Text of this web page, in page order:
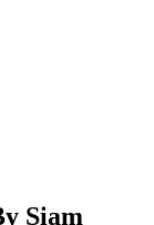
Siam